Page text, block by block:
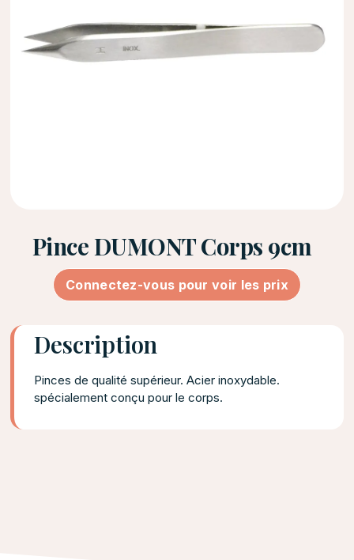
Pince DUMONT Corps 9cm
Connectez-vous pour voir les prix
Description
Pinces de qualité supérieur. Acier inoxydable.
spécialement conçu pour le corps.